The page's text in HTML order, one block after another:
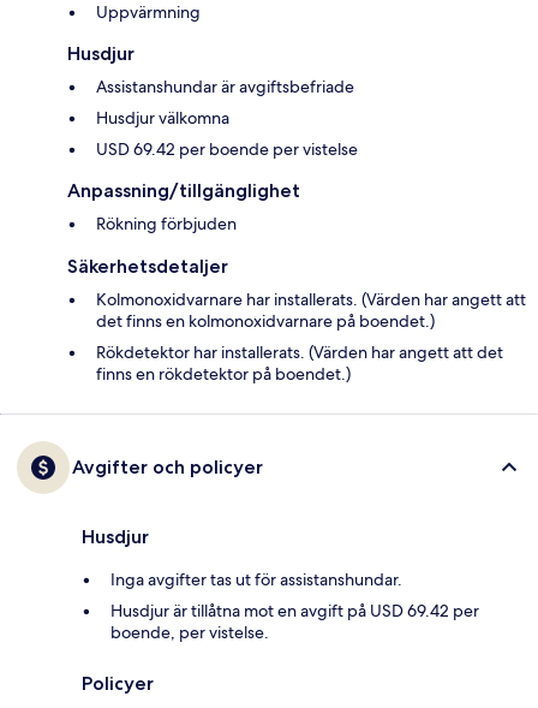
Uppvärmning
Husdjur
Assistanshundar är avgiftsbefriade
Husdjur välkomna
USD 69.42 per boende per vistelse
Anpassning/tillgänglighet
Rökning förbjuden
Säkerhetsdetaljer
Kolmonoxidvarnare har installerats. (Värden har angett att
det finns en kolmonoxidvarnare på boendet.)
Rökdetektor har installerats. (Värden har angett att det
finns en rökdetektor på boendet.)
Avgifter och policyer
Husdjur
Inga avgifter tas ut för assistanshundar.
Husdjur är tillåtna mot en avgift på USD 69.42 per
boende, per vistelse.
Policyer